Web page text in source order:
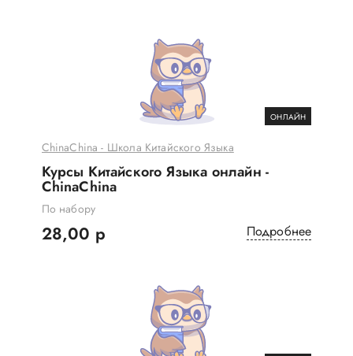
ОНЛАЙН
ChinaChina - Школа Китайского Языка
Курсы Китайского Языка онлайн -
ChinaChina
По набору
28,00 р Подробнее